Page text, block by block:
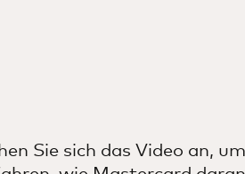
Sie sich das Video an,